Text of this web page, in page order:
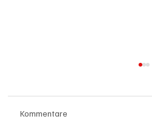
Kommentare